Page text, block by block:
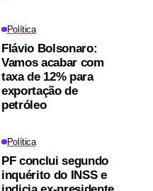
Política
Flávio Bolsonaro:
Vamos acabar com
taxa de 12% para
exportação de
petróleo
Política
PF conclui segundo
inquérito do INSS e